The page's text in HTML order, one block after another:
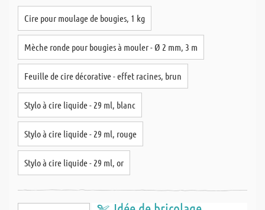
Cire pour moulage de bougies, 1 kg
Mèche ronde pour bougies à mouler - Ø 2 mm, 3 m
Feuille de cire décorative - effet racines, brun
Stylo à cire liquide - 29 ml, blanc
Stylo à cire liquide - 29 ml, rouge
Stylo à cire liquide - 29 ml, or